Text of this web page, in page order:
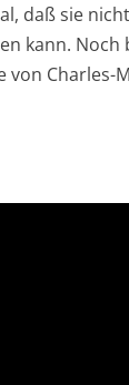
daß sie
kann. Noch
Charles-